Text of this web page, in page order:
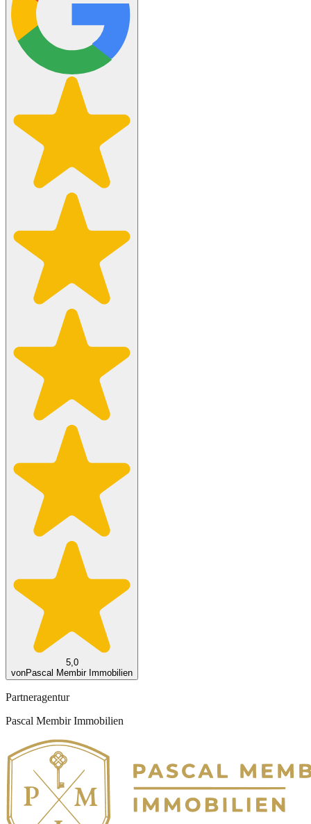
5,0
vonPascal Membir Immobilien
Partneragentur
Pascal Membir Immobilien